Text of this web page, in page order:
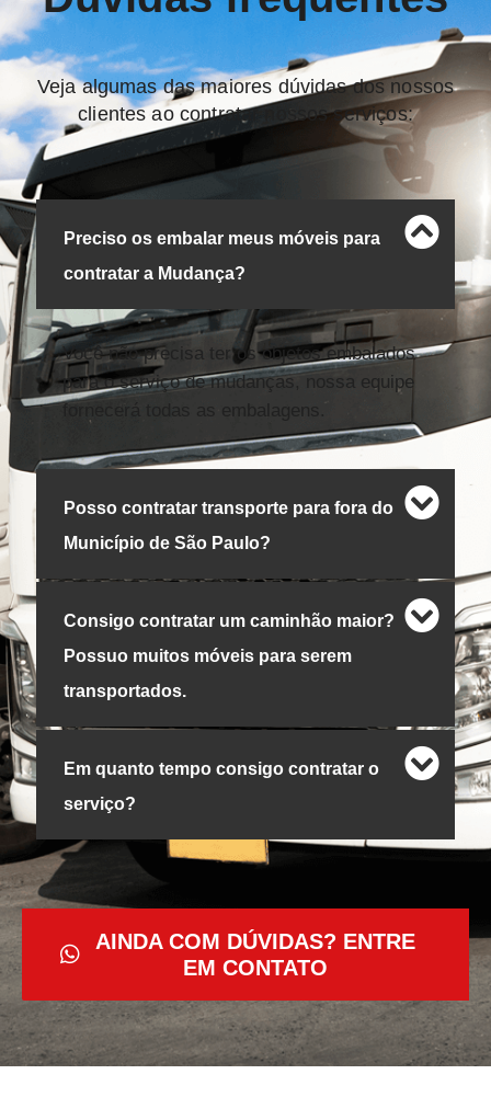
Veja algumas das maiores dúvidas dos nossos
clientes ao contratar nossos serviços:
Preciso os embalar meus móveis para
contratar a Mudança?
Você não precisa ter os objetos embalados
para o serviço de mudanças, nossa equipe
fornecerá todas as embalagens.
Posso contratar transporte para fora do
Município de São Paulo?
Consigo contratar um caminhão maior?
Possuo muitos móveis para serem
transportados.
Em quanto tempo consigo contratar o
serviço?
AINDA COM DÚVIDAS? ENTRE
EM CONTATO